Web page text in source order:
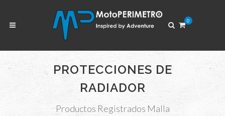
0
PROTECCIONES DE
RADIADOR
Productos Registrados Malla